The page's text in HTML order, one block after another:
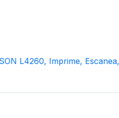
L4260, Imprime,